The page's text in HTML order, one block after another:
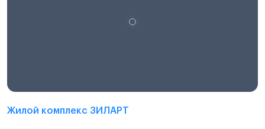
Жилой комплекс ЗИЛАРТ